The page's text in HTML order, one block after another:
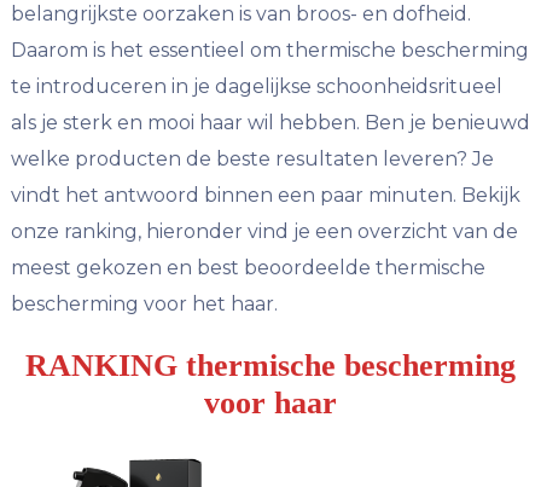
belangrijkste oorzaken is van broos- en dofheid.
Daarom is het essentieel om thermische bescherming
te introduceren in je dagelijkse schoonheidsritueel
als je sterk en mooi haar wil hebben. Ben je benieuwd
welke producten de beste resultaten leveren? Je
vindt het antwoord binnen een paar minuten. Bekijk
onze ranking, hieronder vind je een overzicht van de
meest gekozen en best beoordeelde thermische
bescherming voor het haar.
RANKING thermische bescherming
voor haar